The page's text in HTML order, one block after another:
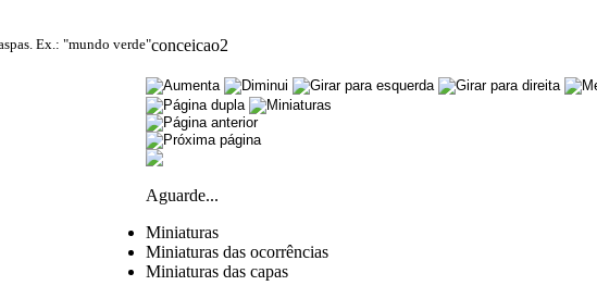
Ex.: "mundo verde"conceicao2
Aguarde...
Miniaturas
Miniaturas das ocorrências
Miniaturas das capas